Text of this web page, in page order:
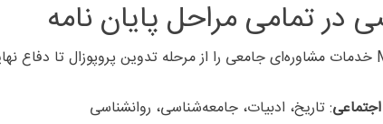
تمامی مراحل پایان نامه
: تاریخ، ادبیات، جامعه‌شناسی، روانشناسی